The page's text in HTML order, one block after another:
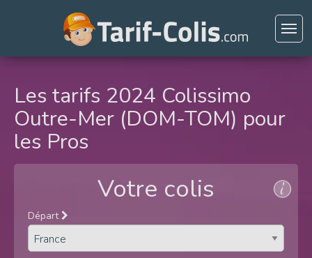
Les tarifs 2024 Colissimo
Outre-Mer (DOM-TOM) pour
les Pros
Votre colis
Départ